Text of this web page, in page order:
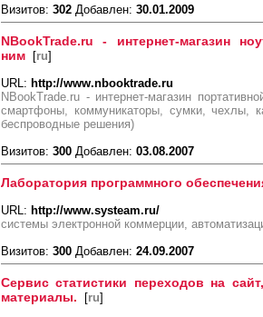
Визитов: 302 Добавлен: 30.01.2009
NBookTrade.ru - интернет-магазин
ним [ru]
URL: http://www.nbooktrade.ru
NBookTrade.ru - интернет-магазин
смартфоны, коммуникаторы, сумки, чехлы,
беспроводные решения)
Визитов: 300 Добавлен: 03.08.2007
Лаборатория программного
URL: http://www.systeam.ru/
системы электронной коммерции,
Визитов: 300 Добавлен: 24.09.2007
Сервис статистики переходов на
материалы. [ru]